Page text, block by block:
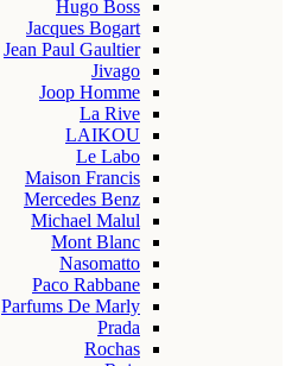
Hugo Boss
Jacques Bogart
Jean Paul Gaultier
Jivago
Joop Homme
La Rive
LAIKOU
Le Labo
Maison Francis
Mercedes Benz
Michael Malul
Mont Blanc
Nasomatto
Paco Rabbane
Parfums De Marly
Prada
Rochas